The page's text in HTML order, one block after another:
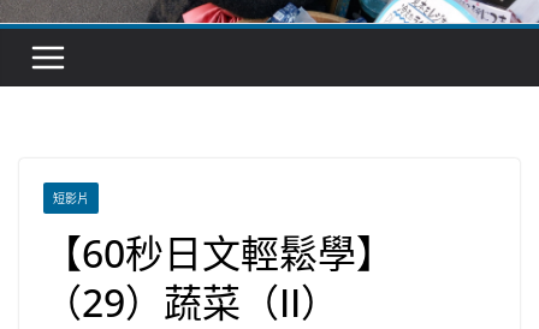
短影片
【60秒日文輕鬆學】
（29）蔬菜（II）